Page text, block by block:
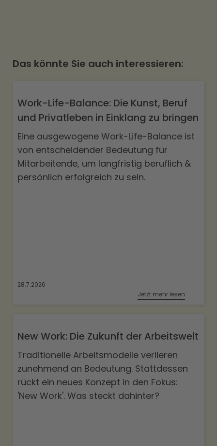
Das könnte Sie auch interessieren:
Work-Life-Balance: Die Kunst, Beruf
und Privatleben in Einklang zu bringen
Eine ausgewogene Work-Life-Balance ist
von entscheidender Bedeutung für
Mitarbeitende, um langfristig beruflich &
persönlich erfolgreich zu sein.
28.7.2026
Jetzt mehr lesen
New Work: Die Zukunft der Arbeitswelt
Traditionelle Arbeitsmodelle verlieren
zunehmend an Bedeutung. Stattdessen
rückt ein neues Konzept in den Fokus:
'New Work'. Was steckt dahinter?